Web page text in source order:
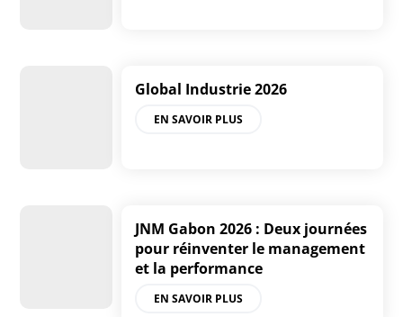
Global Industrie 2026
EN SAVOIR PLUS
JNM Gabon 2026 : Deux journées
pour réinventer le management
et la performance
EN SAVOIR PLUS